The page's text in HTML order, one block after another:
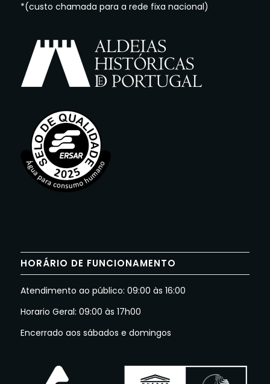
*(custo chamada para a rede fixa nacional)
HORÁRIO DE FUNCIONAMENTO
Atendimento ao público: 09:00 às 16:00
Horario Geral: 09:00 às 17h00
Encerrado aos sábados e domingos